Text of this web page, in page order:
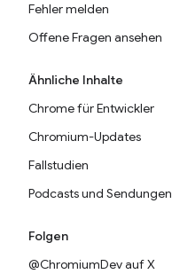
Fehler melden
Offene Fragen ansehen
Ähnliche Inhalte
Chrome für Entwickler
Chromium-Updates
Fallstudien
Podcasts und Sendungen
Folgen
@ChromiumDev auf X